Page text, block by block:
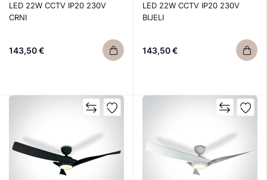
LED 22W CCTV IP20 230V
CRNI
143,50 €
LED 22W CCTV IP20 230V
BIJELI
143,50 €